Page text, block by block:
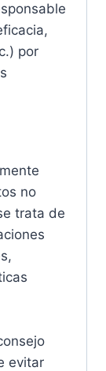
por
no
trata de
evitar